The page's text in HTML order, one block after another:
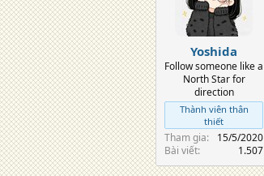
Yoshida
Follow someone like a
North Star for
direction
Thành viên thân
thiết
Tham gia
15/5/2020
Bài viết
1.507